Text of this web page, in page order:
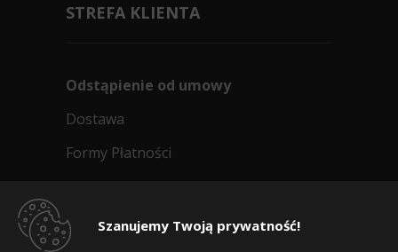
Szanujemy Twoją prywatność!
STREFA KLIENTA
Odstąpienie od umowy
Dostawa
Formy Płatności
Dlaczego warto kupić w 24opony.pl